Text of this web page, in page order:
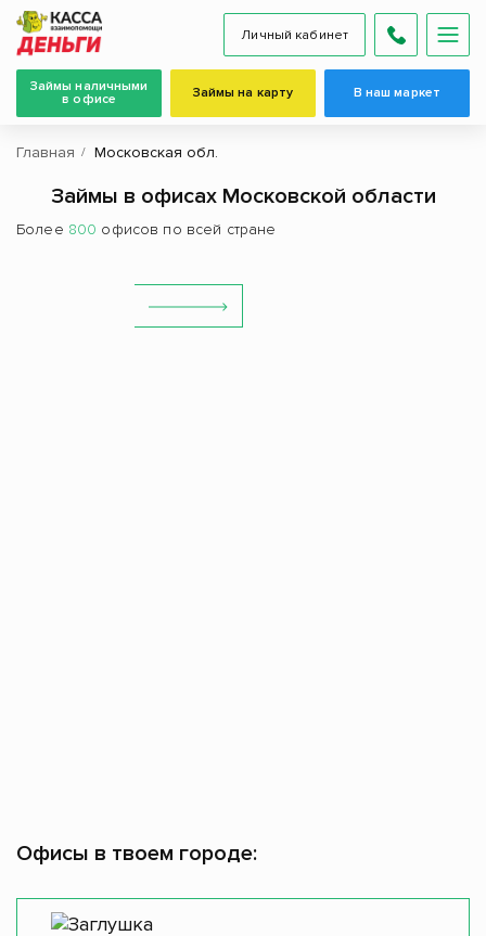
Личный кабинет
Займы наличными
в офисе
Займы на карту В наш маркет
Главная Московская обл.
Займы в офисах Московской области
Более 800 офисов по всей стране
Офисы в твоем городе: